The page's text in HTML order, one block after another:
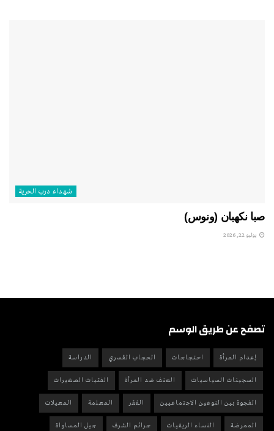
شهداء درب الحرية
صبا نكهبان (ونوس)
يوليو 22, 2026
تصفح عن طريق الوسم
إعدام المرأة احتجاجات الحجاب القسري الدراسة
السجينات السياسيات العنف ضد المرأة الفتيات الصغيرات
الفجوة بين النوعين الاجتماعيين الفقر المعلمة المعيلات
الممرضة النساء الريفيات جرائم الشرف جيل المساواة